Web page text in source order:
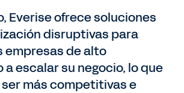
Everise ofrece soluciones
disruptivas para
empresas de alto
escalar su negocio, lo que
más competitivas e